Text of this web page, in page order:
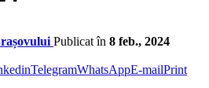
Publicat în 8 feb., 2024
TelegramWhatsAppE-mailPrint